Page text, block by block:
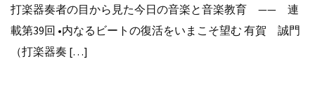
打楽器奏者の目から見た今日の音楽と音楽教育 —— 連
載第39回 •内なるビートの復活をいまこそ望む 有賀 誠門
（打楽器奏 […]